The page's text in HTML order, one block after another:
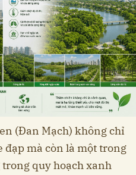
(Đan Mạch) không chỉ
mà còn là một trong
quy hoạch xanh